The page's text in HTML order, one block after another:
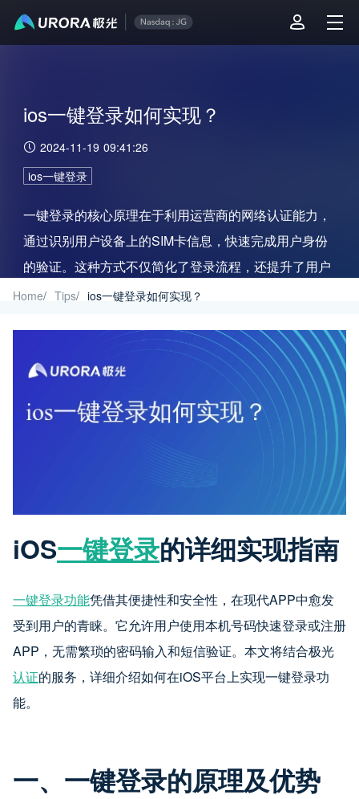
ios一键登录如何实现？
2024-11-19 09:41:26
ios一键登录
一键登录的核心原理在于利用运营商的网络认证能力，
通过识别用户设备上的SIM卡信息，快速完成用户身份
的验证。这种方式不仅简化了登录流程，还提升了用户
体验和账户安全性。
Home/ Tips/ ios一键登录如何实现？
iOS一键登录的详细实现指南
一键登录功能凭借其便捷性和安全性，在现代APP中愈发
受到用户的青睐。它允许用户使用本机号码快速登录或注册
APP，无需繁琐的密码输入和短信验证。本文将结合极光
认证的服务，详细介绍如何在iOS平台上实现一键登录功
能。
一、一键登录的原理及优势